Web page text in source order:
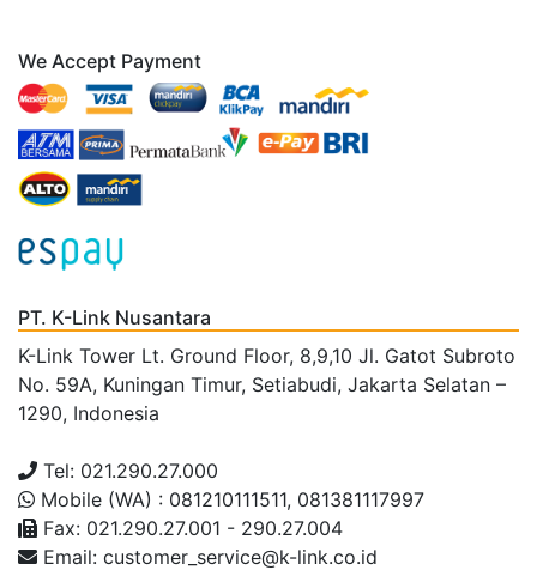
We Accept Payment
PT. K-Link Nusantara
K-Link Tower Lt. Ground Floor, 8,9,10 Jl. Gatot Subroto
No. 59A, Kuningan Timur, Setiabudi, Jakarta Selatan –
1290, Indonesia
Tel: 021.290.27.000
Mobile (WA) : 081210111511, 081381117997
Fax: 021.290.27.001 - 290.27.004
Email: customer_service@k-link.co.id